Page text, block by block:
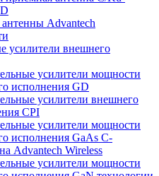
Advantech
усилители внешнего
усилители мощности
исполнения GD
усилители внешнего
CPI
усилители мощности
исполнения GaAs С-
Advantech Wireless
усилители мощности